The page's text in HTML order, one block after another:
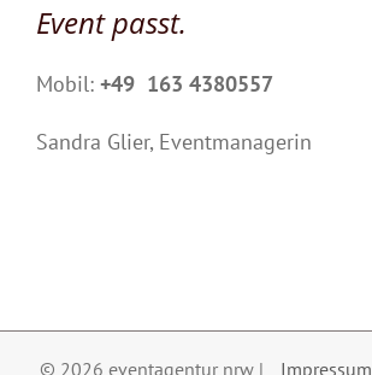
Event passt.
Mobil: +49 163 4380557
Sandra Glier, Eventmanagerin
© 2026 eventagentur nrw | Impressum